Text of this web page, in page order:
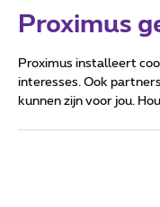
Proximus
Proximus installeert
interesses. Ook
kunnen zijn voor jou.